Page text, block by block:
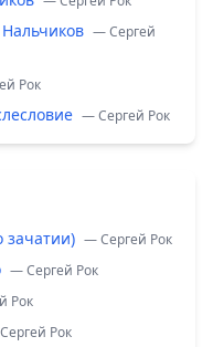
— Сергей
Рок
— Сергей Рок
зачатии) — Сергей Рок
— Сергей Рок
Рок
Рок